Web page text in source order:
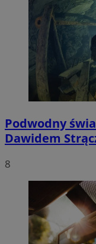
Podwodny
Dawidem
8